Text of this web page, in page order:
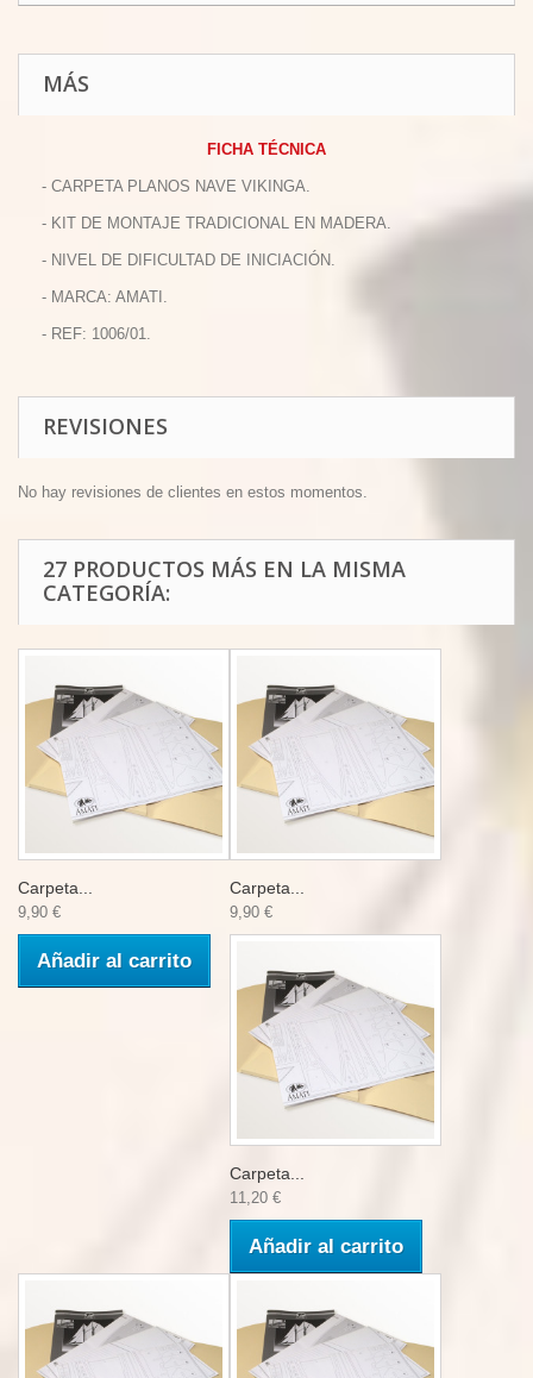
MÁS
FICHA TÉCNICA
- CARPETA PLANOS NAVE VIKINGA.
- KIT DE MONTAJE TRADICIONAL EN MADERA.
- NIVEL DE DIFICULTAD DE INICIACIÓN.
- MARCA: AMATI.
- REF: 1006/01.
REVISIONES
No hay revisiones de clientes en estos momentos.
27 PRODUCTOS MÁS EN LA MISMA
CATEGORÍA:
Carpeta...
9,90 €
Añadir al carrito
Carpeta...
9,90 €
Carpeta...
11,20 €
Añadir al carrito